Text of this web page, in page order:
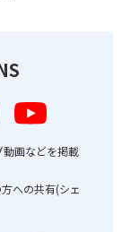
動画などを掲載
への共有(シェ